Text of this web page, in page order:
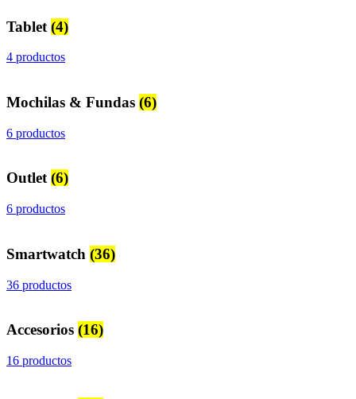
Tablet (4)
4 productos
Mochilas & Fundas (6)
6 productos
Outlet(6)
6 productos
Smartwatch (36)
36 productos
Accesorios (16)
16 productos